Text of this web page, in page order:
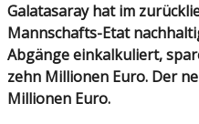
Galatasaray hat im zurückliegenden Transferfenster den
Mannschafts-Etat
Abgänge einkalkuliert,
zehn Millionen Euro. Der
Millionen Euro.